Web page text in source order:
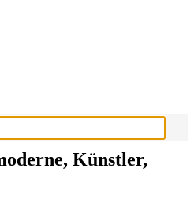
Künstler,